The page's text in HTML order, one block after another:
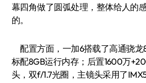
幕四角做了圆弧处理，整体给人的
的。
配置方面，一加6搭载了高通骁龙
标配8GB运行内存；后置1600万
头，双f/1.7光圈，主镜头采用了